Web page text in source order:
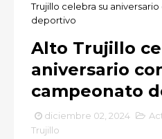
Trujillo celebra su
deportivo
Alto Trujillo
aniversario
campeonato
diciembre 02, 2024
Trujillo